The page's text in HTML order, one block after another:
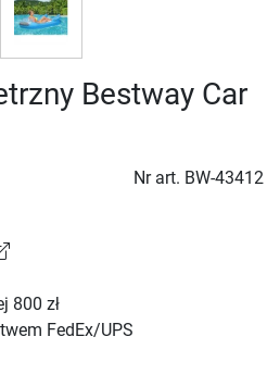
Bestway Car
Nr art. BW-43412
800 zł
FedEx/UPS